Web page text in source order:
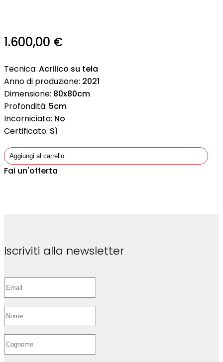
1.600,00 €
Tecnica: Acrilico su tela
Anno di produzione: 2021
Dimensione: 80x80cm
Profondità: 5cm
Incorniciato: No
Certificato: Sì
Aggiungi al carrello
Fai un'offerta
Iscriviti alla newsletter